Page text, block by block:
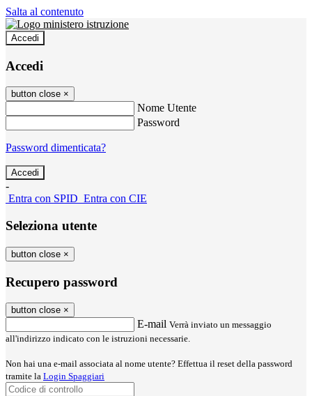
Salta al contenuto
Accedi
Accedi
button close ×
Nome Utente
Password
Password dimenticata?
-
Entra con SPID Entra con CIE
Seleziona utente
button close ×
Recupero password
button close ×
E-mail Verrà inviato un messaggio
all'indirizzo indicato con le istruzioni necessarie.
Non hai una e-mail associata al nome utente? Effettua il reset della password
tramite la Login Spaggiari